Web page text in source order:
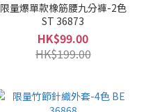
限量爆單款橡筋腰九分褲-2色
ST 36873
HK$99.00
HK$199.00